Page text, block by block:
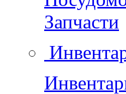
Запчасти